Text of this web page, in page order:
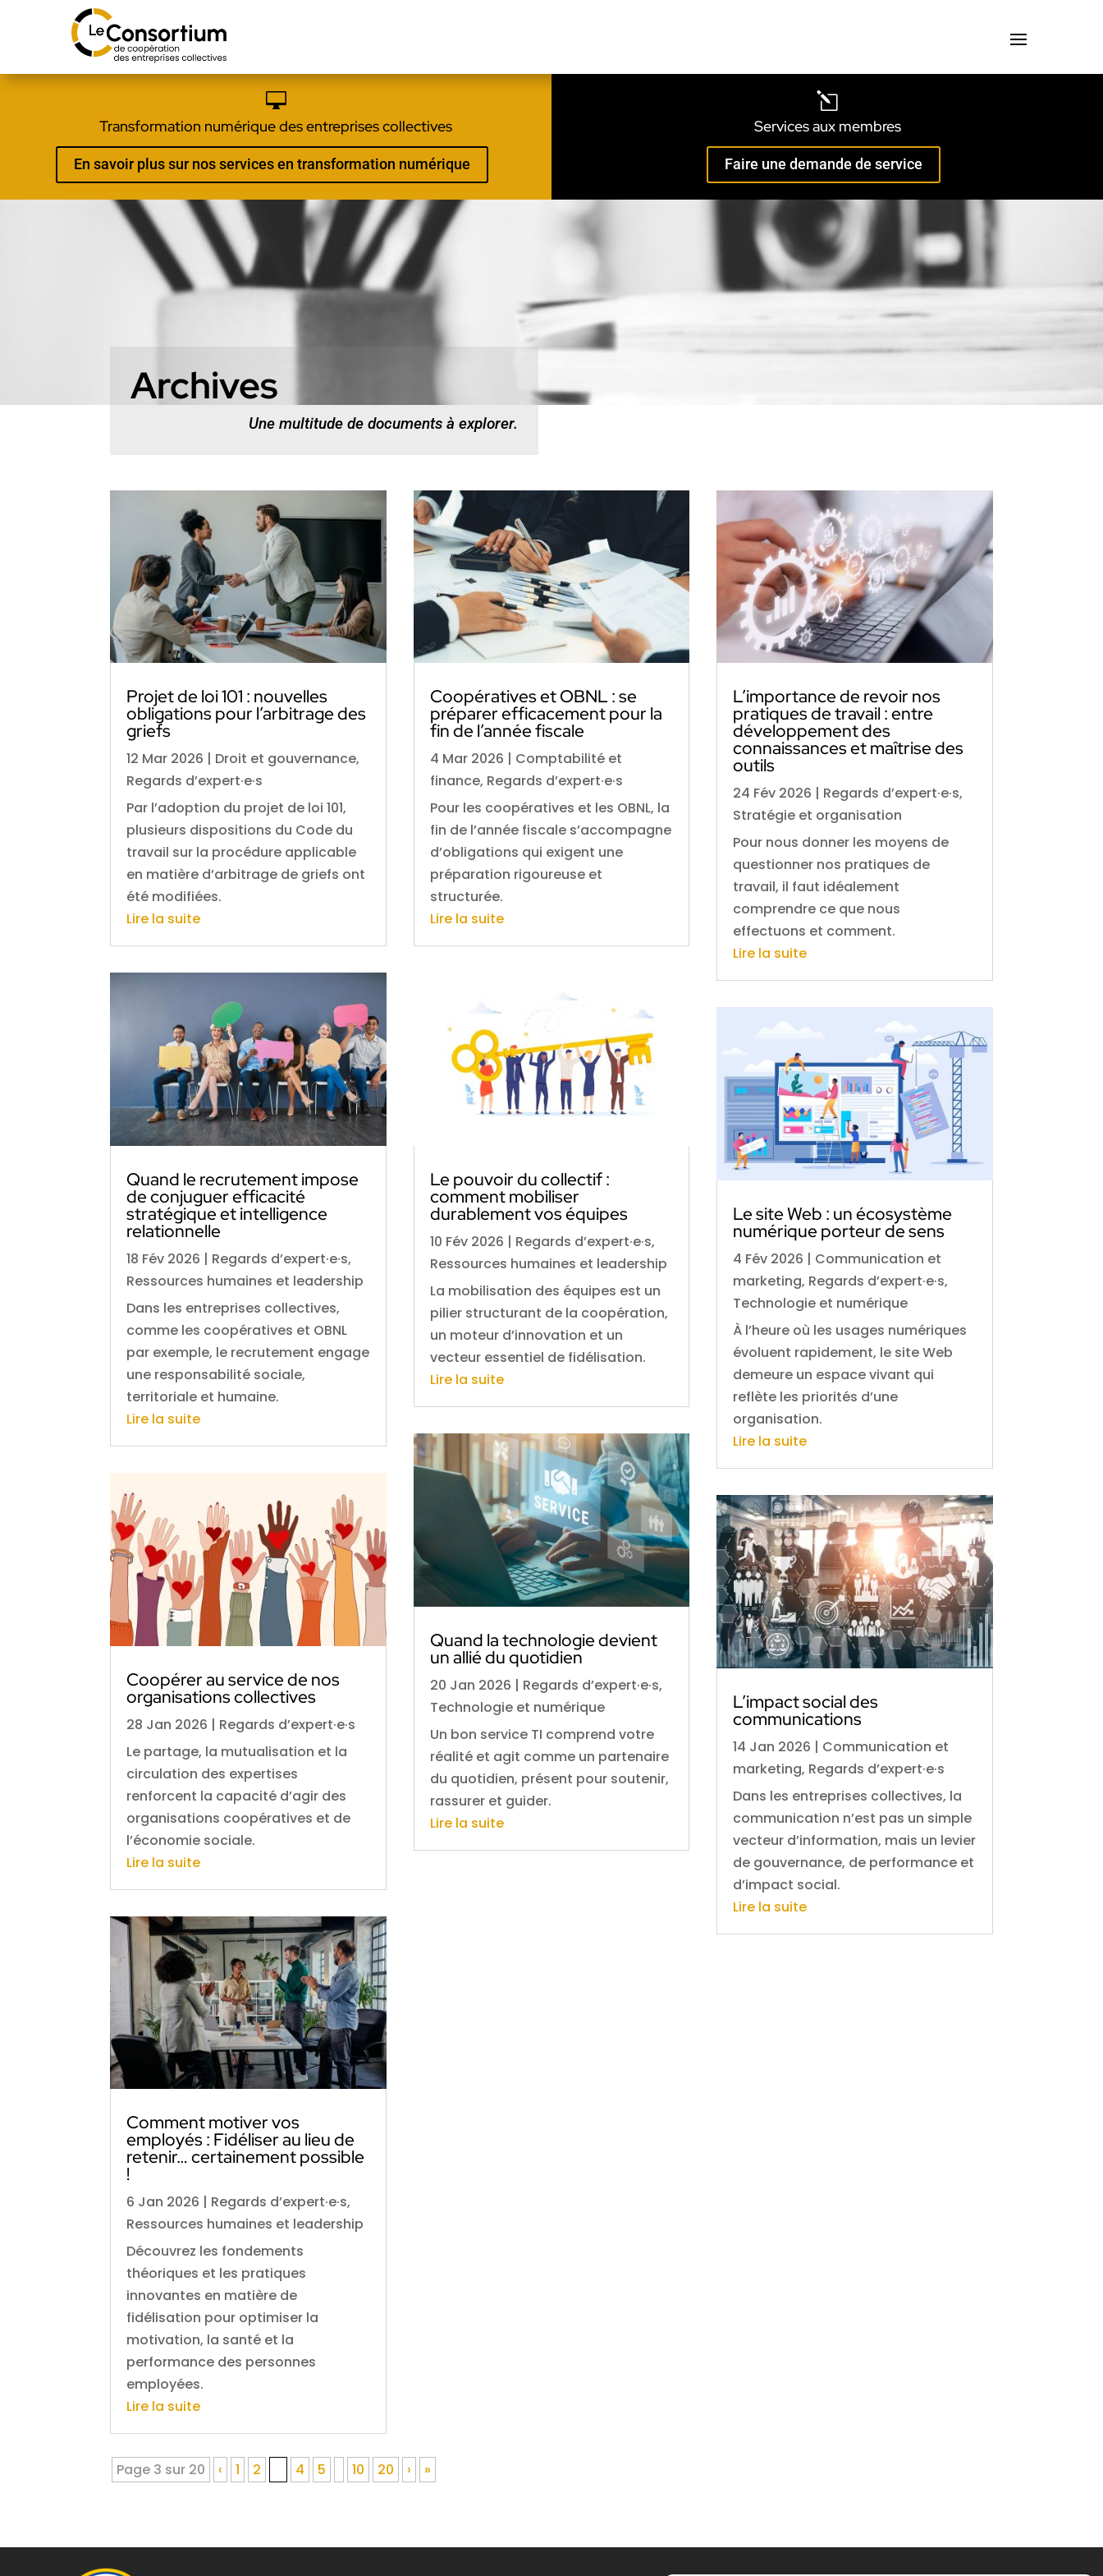

Transformation numérique des entreprises collectives
En savoir plus sur nos services en transformation numérique
l
Services aux membres
Faire une demande de service
Archives
Une multitude de documents à explorer.
Projet de loi 101 : nouvelles
obligations pour l’arbitrage des
griefs
12 Mar 2026 | Droit et gouvernance,
Regards d’expert·e·s
Par l’adoption du projet de loi 101,
plusieurs dispositions du Code du
travail sur la procédure applicable
en matière d’arbitrage de griefs ont
été modifiées.
Lire la suite
Quand le recrutement impose
de conjuguer efficacité
stratégique et intelligence
relationnelle
18 Fév 2026 | Regards d’expert·e·s,
Ressources humaines et leadership
Dans les entreprises collectives,
comme les coopératives et OBNL
par exemple, le recrutement engage
une responsabilité sociale,
territoriale et humaine.
Lire la suite
Coopérer au service de nos
organisations collectives
28 Jan 2026 | Regards d’expert·e·s
Le partage, la mutualisation et la
circulation des expertises
renforcent la capacité d’agir des
organisations coopératives et de
l’économie sociale.
Lire la suite
Comment motiver vos
employés : Fidéliser au lieu de
retenir… certainement possible
!
6 Jan 2026 | Regards d’expert·e·s,
Ressources humaines et leadership
Découvrez les fondements
théoriques et les pratiques
innovantes en matière de
fidélisation pour optimiser la
motivation, la santé et la
performance des personnes
employées.
Lire la suite
Coopératives et OBNL : se
préparer efficacement pour la
fin de l’année fiscale
4 Mar 2026 | Comptabilité et
finance, Regards d’expert·e·s
Pour les coopératives et les OBNL, la
fin de l’année fiscale s’accompagne
d’obligations qui exigent une
préparation rigoureuse et
structurée.
Lire la suite
Le pouvoir du collectif :
comment mobiliser
durablement vos équipes
10 Fév 2026 | Regards d’expert·e·s,
Ressources humaines et leadership
La mobilisation des équipes est un
pilier structurant de la coopération,
un moteur d’innovation et un
vecteur essentiel de fidélisation.
Lire la suite
Quand la technologie devient
un allié du quotidien
20 Jan 2026 | Regards d’expert·e·s,
Technologie et numérique
Un bon service TI comprend votre
réalité et agit comme un partenaire
du quotidien, présent pour soutenir,
rassurer et guider.
Lire la suite
L’importance de revoir nos
pratiques de travail : entre
développement des
connaissances et maîtrise des
outils
24 Fév 2026 | Regards d’expert·e·s,
Stratégie et organisation
Pour nous donner les moyens de
questionner nos pratiques de
travail, il faut idéalement
comprendre ce que nous
effectuons et comment.
Lire la suite
Le site Web : un écosystème
numérique porteur de sens
4 Fév 2026 | Communication et
marketing, Regards d’expert·e·s,
Technologie et numérique
À l’heure où les usages numériques
évoluent rapidement, le site Web
demeure un espace vivant qui
reflète les priorités d’une
organisation.
Lire la suite
L’impact social des
communications
14 Jan 2026 | Communication et
marketing, Regards d’expert·e·s
Dans les entreprises collectives, la
communication n’est pas un simple
vecteur d’information, mais un levier
de gouvernance, de performance et
d’impact social.
Lire la suite
Page 3 sur 20 ‹ 1 2 4 5 10 20 › »